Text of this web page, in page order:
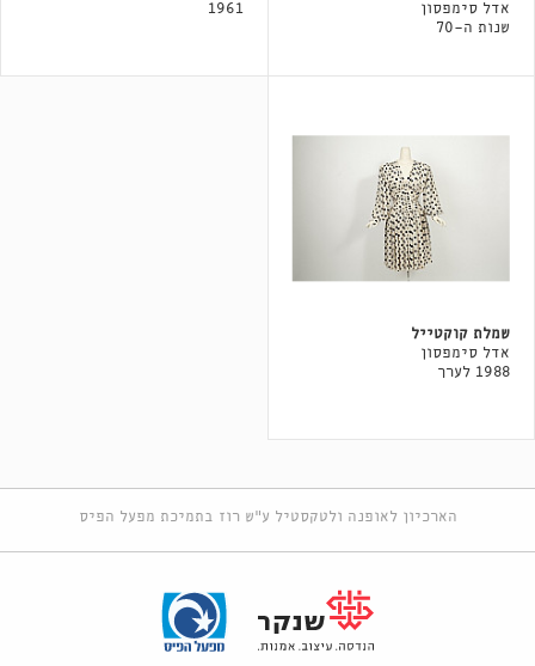
אדל סימפסון
שנות ה-70
1961
שמלת קוקטייל
אדל סימפסון
1988 לערך
הארכיון לאופנה ולטקסטיל ע"ש רוז בתמיכת מפעל הפיס